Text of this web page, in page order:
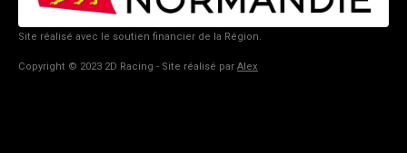
Site réalisé avec le soutien financier de la Région.
Copyright © 2023 2D Racing - Site réalisé par Alex